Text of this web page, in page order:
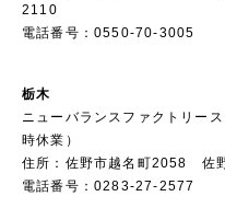
2110
電話番号：0550-70-3005
栃木
ニューバランスファクトリ
時休業）
住所：佐野市越名町2058 佐
電話番号：0283-27-2577